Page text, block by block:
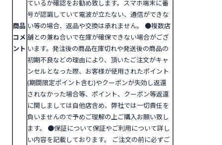
商品
コメ
ント
ているか確認をお勧め致します。スマホ端末に番
号が認識していて電波が立たない、通信ができな
い等の場合、返品や交換は承れません。
●複数店
舗との兼ね合いで在庫が確保できない場合がござ
います。発注後の商品在庫切れや発送後の商品の
初期不良などの理由により、頂いたご注文がキャ
ンセルとなった際、お客様が使用されたポイント
(期間限定ポイント含む)やクーポンが失効し返還
されなかった場合等、ポイント、クーポン等返還
に関しましては自他店含め、弊社では一切責任を
負いませんので予めご理解の上ご購入お願い致し
ます。
●保証について保証やご利用について詳し
い内容を記載しております。 ご注文の前に必ずご